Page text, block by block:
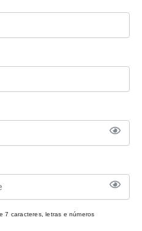
7 caracteres, letras e números